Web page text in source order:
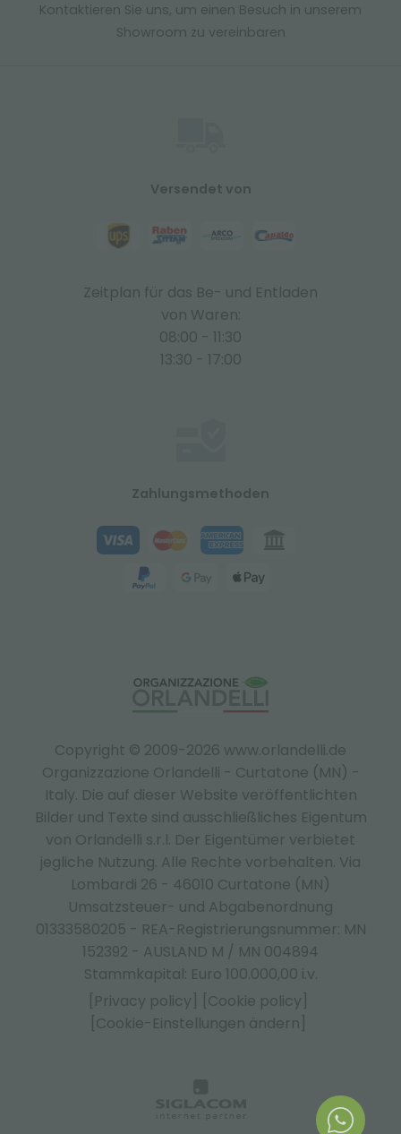
Kontaktieren Sie uns, um einen Besuch in unserem
Showroom zu vereinbaren
Copyright © 2009-2026 www.orlandelli.de
Organizzazione Orlandelli - Curtatone (MN) -
Italy. Die auf dieser Website veröffentlichten
Bilder und Texte sind ausschließliches Eigentum
von Orlandelli s.r.l. Der Eigentümer verbietet
jegliche Nutzung. Alle Rechte vorbehalten. Via
Lombardi 26 - 46010 Curtatone (MN)
Umsatzsteuer- und Abgabenordnung
01333580205 - REA-Registrierungsnummer: MN
152392 - AUSLAND M / MN 004894
Stammkapital: Euro 100.000,00 i.v.
[Privacy policy]
[Cookie policy]
[Cookie-Einstellungen ändern]
Versendet von
Zeitplan für das Be- und Entladen
von Waren:
08:00 - 11:30
13:30 - 17:00
Zahlungsmethoden